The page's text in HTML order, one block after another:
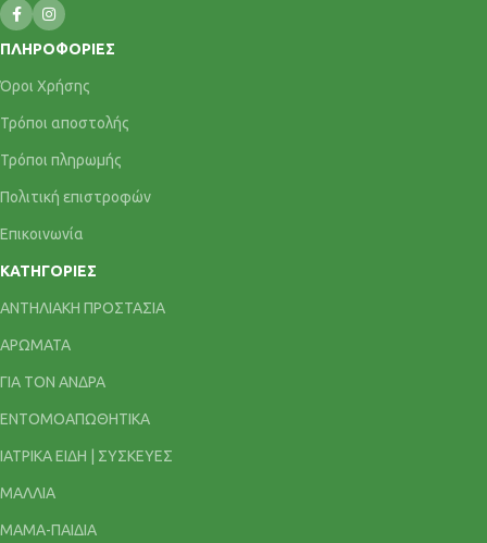
ΠΛΗΡΟΦΟΡΙΕΣ
Όροι Χρήσης
Τρόποι αποστολής
Τρόποι πληρωμής
Πολιτική επιστροφών
Επικοινωνία
ΚΑΤΗΓΟΡΊΕΣ
ΑΝΤΗΛΙΑΚΗ ΠΡΟΣΤΑΣΙΑ
ΑΡΩΜΑΤΑ
ΓΙΑ ΤΟΝ ΑΝΔΡΑ
ΕΝΤΟΜΟΑΠΩΘΗΤΙΚΑ
ΙΑΤΡΙΚΑ ΕΙΔΗ | ΣΥΣΚΕΥΕΣ
ΜΑΛΛΙΑ
ΜΑΜΑ-ΠΑΙΔΙΑ